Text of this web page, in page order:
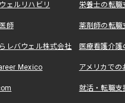
ェルリハビリ 栄養士の転
師 薬剤師の転
レバウェル株式会社 医療看護介
Mexico アメリカで
就活・転職